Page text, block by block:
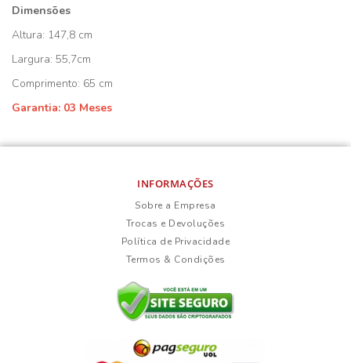
Dimensões
Altura: 147,8 cm
Largura: 55,7cm
Comprimento: 65 cm
Garantia: 03 Meses
INFORMAÇÕES
Sobre a Empresa
Trocas e Devoluções
Política de Privacidade
Termos & Condições